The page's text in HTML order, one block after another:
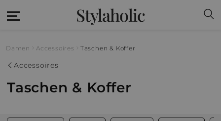
Stylaholic
Damen Accessoires Taschen & Koffer
Accessoires
Taschen & Koffer